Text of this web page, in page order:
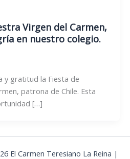
Virgen del Carmen,
en nuestro colegio.
y gratitud la Fiesta de
patrona de Chile. Esta
[…]
El Carmen Teresiano La Reina |